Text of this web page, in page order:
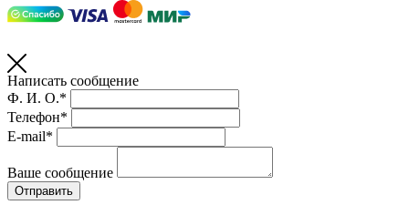
Написать сообщение
Ф. И. О.*
Телефон*
E-mail*
Ваше сообщение
Отправить